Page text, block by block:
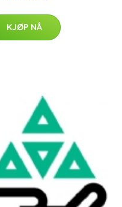
KJØP NÅ